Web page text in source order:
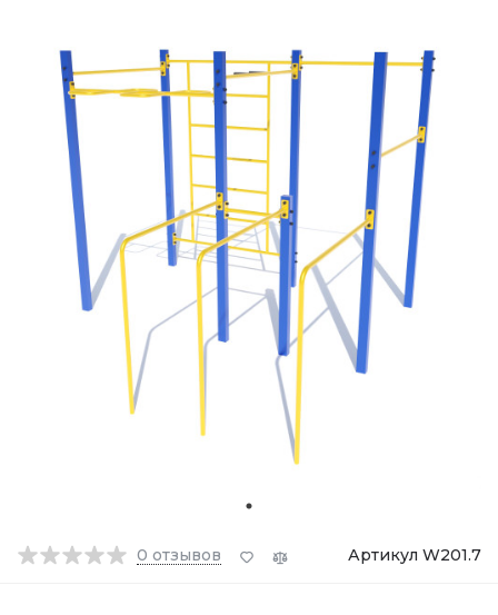
0 отзывов Артикул W201.7